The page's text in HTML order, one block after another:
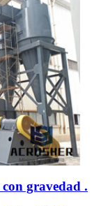
gravedad .